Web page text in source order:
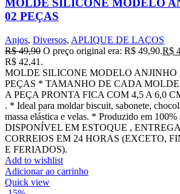
MOLDE SILICONE MODELO
02 PEÇAS
Anjos, Diversos, APLIQUE DE LAÇOS
R$49,90 O preço original era: R$ 49,90.R$
R$ 42,41.
MOLDE SILICONE MODELO ANJINHO
PEÇAS * TAMANHO DE CADA
A PEÇA PRONTA FICA COM 4,5 A 6,0
. * Ideal para moldar biscuit, sabonete,
massa elástica e velas. * Produzido em
DISPONÍVEL EM ESTOQUE ,
CORREIOS EM 24 HORAS (EXCETO,
E FERIADOS).
Add to wishlist
Adicionar ao carrinho
Quick view